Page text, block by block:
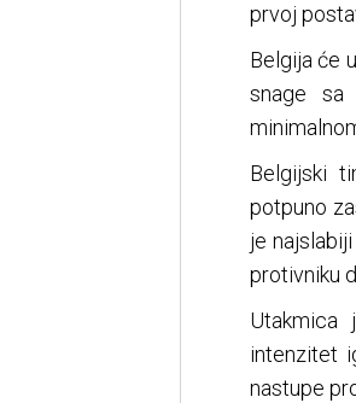
prvoj
Belgija će
snage sa
Belgijski
potpuno
je
protivniku
Utakmica
intenzitet
nastupe